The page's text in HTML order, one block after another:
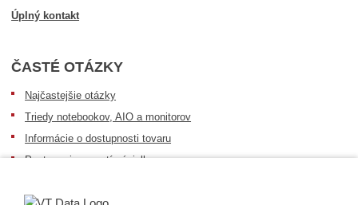
Úplný kontakt
ČASTÉ OTÁZKY
Najčastejšie otázky
Triedy notebookov, AIO a monitorov
Informácie o dostupnosti tovaru
Postup pri prevzatí zásielky